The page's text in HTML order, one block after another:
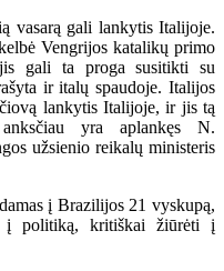
vasarą gali lankytis Italijoje.
Vengrijos katalikų primo
gali ta proga susitikti su
ir italų spaudoje. Italijos
lankytis Italijoje, ir jis tą
yra aplankęs N.
užsienio reikalų ministeris
į Brazilijos 21 vyskupą,
į politiką, kritiškai žiūrėti į